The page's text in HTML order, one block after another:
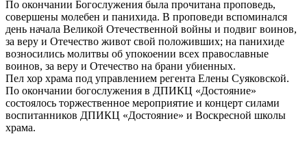
По окончании Богослужения была прочитана проповедь,
совершены молебен и панихида. В проповеди вспоминался
день начала Великой Отечественной войны и подвиг воинов,
за веру и Отечество живот свой положивших; на панихиде
возносились молитвы об упокоении всех православные
воинов, за веру и Отечество на брани убиенных.
Пел хор храма под управлением регента Елены Суяковской.
По окончании богослужения в ДПИКЦ «Достояние»
состоялось торжественное мероприятие и концерт силами
воспитанников ДПИКЦ «Достояние» и Воскресной школы
храма.